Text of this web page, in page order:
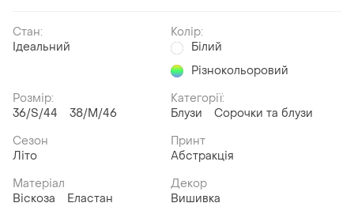
Стан:
Ідеальний
Колір:
Білий
Різнокольоровий
Розмір:
36/S/44
38/M/46
Категорії:
Блузи
Сорочки та блузи
Сезон
Літо
Принт
Абстракція
Матеріал
Віскоза
Еластан
Декор
Вишивка